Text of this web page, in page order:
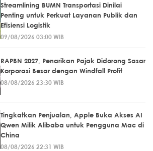
Streamlining BUMN Transportasi Dinilai
Penting untuk Perkuat Layanan Publik dan
Efisiensi Logistik
09/08/2026 03:00 WIB
RAPBN 2027, Penarikan Pajak Didorong Sasar
Korporasi Besar dengan Windfall Profit
08/08/2026 23:30 WIB
Tingkatkan Penjualan, Apple Buka Akses AI
Qwen Milik Alibaba untuk Pengguna Mac di
China
08/08/2026 22:31 WIB